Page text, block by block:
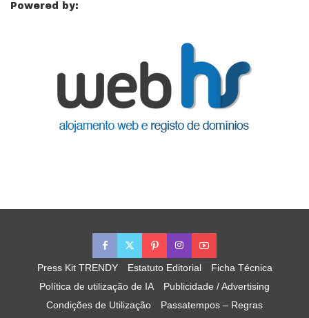
Powered by:
Press Kit TRENDY Estatuto Editorial
Ficha Técnica
Política de utilização de IA
Publicidade / Advertising
Condições de Utilização
Passatempos – Regras